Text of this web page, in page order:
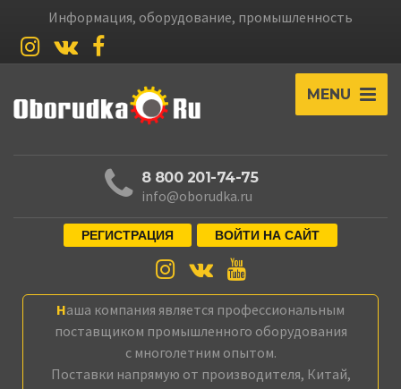
Информация, оборудование, промышленность
MENU
8 800 201-74-75
info@oborudka.ru
РЕГИСТРАЦИЯ ВОЙТИ НА САЙТ
Наша компания является профессиональным
поставщиком промышленного оборудования
с многолетним опытом.
Поставки напрямую от производителя, Китай,